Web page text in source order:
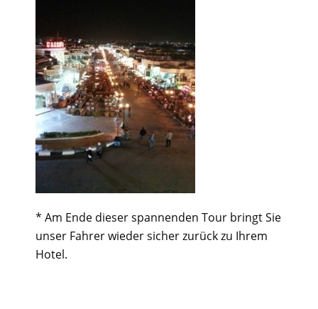
* Am Ende dieser spannenden Tour bringt Sie
unser Fahrer wieder sicher zurück zu Ihrem
Hotel.